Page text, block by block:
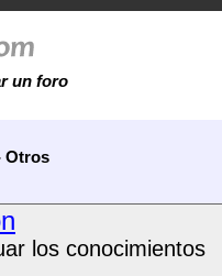
un foro
Otros
los conocimientos